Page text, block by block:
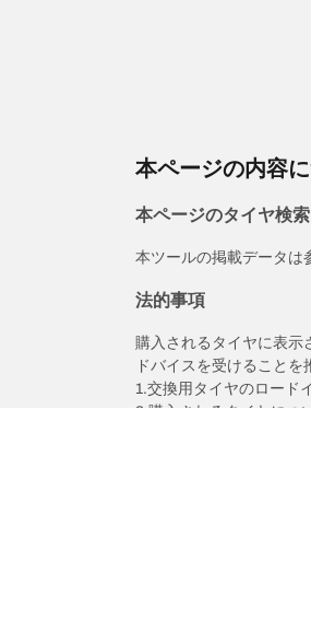
本ページの内容
本ページのタイヤ検
本ツールの掲載データは
法的事項
購入されるタイヤに表示
ドバイスを受けることを
1.交換用タイヤのロード
2.購入されるタイヤにつ